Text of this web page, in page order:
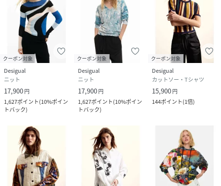
クーポン対象
Desigual
ニット
17,900円
1,627ポイント(10%ポイン
トバック)
クーポン対象
Desigual
ニット
17,900円
1,627ポイント(10%ポイン
トバック)
クーポン対象
Desigual
カットソー・Tシャツ
15,900円
144ポイント(1倍)